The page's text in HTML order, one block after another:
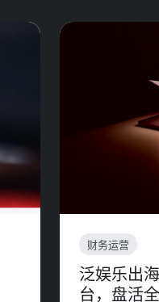
财务运营
泛娱乐出
台，盘活